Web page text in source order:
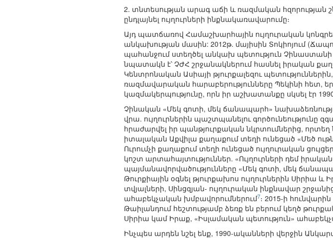
2. տնտեսության արագ աճի և ռազմական հզորության
ընդլայնել ույղուրների ինքնակառավարումը։
Այդ պատճառով Համաշխարհային ույղուրական
անկախության մասին: 2012թ. մայիսին Տոկիոյում
պահանջում ստեղծել անկախ պետություն
նպատակն է՝ ՉԺՀ շրջանակներում հասնել իրական
Կենտրոնական Ասիայի թյուրքալեզու
ռազմավարական հարաբերությունները Պեկինի հետ,
կազմակերպությունը, որն իր աշխատանքը սկսել էր
Չինական «Մեկ գոտի, մեկ ճանապարհ»
վրա. ույղուրներին պաշտպանելու գործունեությունը
հրաժարվել իր պանթյուրքական նկրտումներից, որտեղ
իտալական Աքվիլա քաղաքում տեղի ունեցած «Մեծ
Ուրումչի քաղաքում տեղի ունեցած ույղուրական
կոշտ արտահայտություններ. «Ույղուրների դեմ
պայմանավորվածությունները «Մեկ գոտի, մեկ
Թուրքիային օգնել թյուրքախոս ույղուրներին
տվյալների, Սինցզյան- ույղուրական ինքնավար
ահաբեկչական խմբավորումներում7։ 2015-ի
Թաիլանդում հեշտությամբ ձեռք են բերում կեղծ
Սիրիա կամ Իրաք, «Իսլամական պետություն»
Ինչպես արդեն նշել ենք, 1990-ականների վերջին